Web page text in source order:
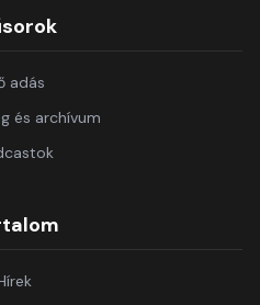
adás
és archívum